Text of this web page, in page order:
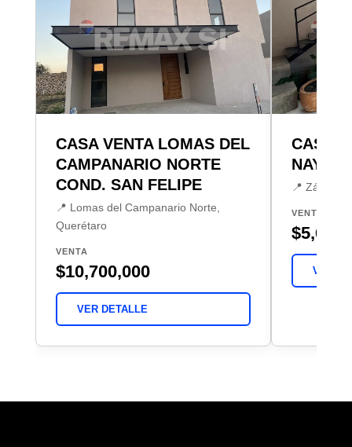
CASA VENTA LOMAS DEL
CAMPANARIO NORTE
COND. SAN FELIPE
📍 Lomas del Campanario Norte,
Querétaro
VENTA
$10,700,000
VER DETALLE
CASA
📍 Zákia,
VENTA
VER